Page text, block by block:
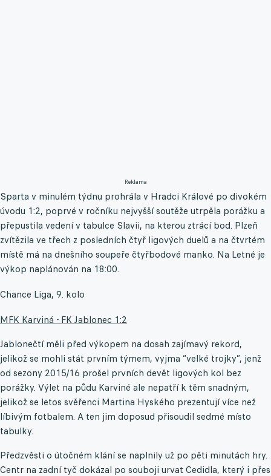
Reklama
Sparta v minulém týdnu prohrála v Hradci Králové po divokém
úvodu 1:2, poprvé v ročníku nejvyšší soutěže utrpěla porážku a
přepustila vedení v tabulce Slavii, na kterou ztrácí bod. Plzeň
zvítězila ve třech z posledních čtyř ligových duelů a na čtvrtém
místě má na dnešního soupeře čtyřbodové manko. Na Letné je
výkop naplánován na 18:00.
Chance Liga, 9. kolo
MFK Karviná - FK Jablonec 1:2
Jablonečtí měli před výkopem na dosah zajímavý rekord,
jelikož se mohli stát prvním týmem, vyjma “velké trojky”, jenž
od sezony 2015/16 prošel prvních devět ligových kol bez
porážky. Výlet na půdu Karviné ale nepatří k těm snadným,
jelikož se letos svěřenci Martina Hyského prezentují více než
líbivým fotbalem. A ten jim doposud přisoudil sedmé místo
tabulky.
Předzvěsti o útočném klání se naplnily už po pěti minutách hry.
Centr na zadní tyč dokázal po souboji urvat Cedidla, který i přes